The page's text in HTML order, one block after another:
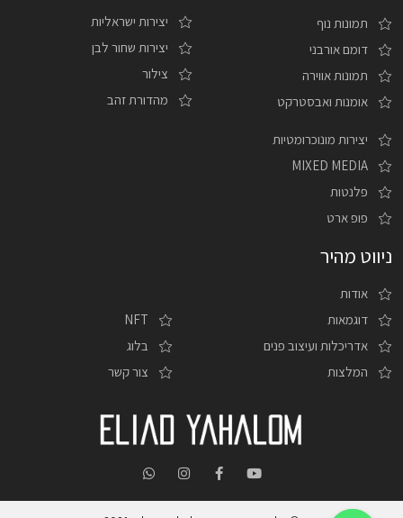
תמונות נוף
דומם אורבני
תמונות אווירה
אומנות ואבסטרקט
יצירות ישראליות
יצירות שחור לבן
צילור
מהדורת זהב
יצירות מונוכרומטיות
MIXED MEDIA
פלנטות
פופ ארט
ניווט מהיר
אודות
דוגמאות
אדריכלות ועיצוב פנים
המלצות
NFT
בלוג
צור קשר